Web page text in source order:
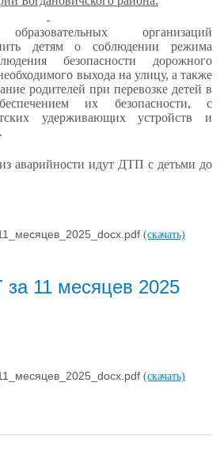
организаций
детям о соблюдении режима
безопасности дорожного
выхода на улицу, а также
родителей при перевозке детей в
их безопасности, с
удерживающих устройств и
аварийности идут ДТП с детьми до
(скачать)
11 месяцев 2025
(скачать)